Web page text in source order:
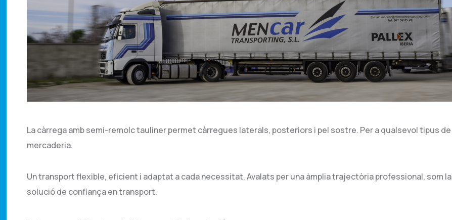
La càrrega amb semi-remolc tauliner permet càrregues laterals, posteriors i pel sostre. Per a qualsevol tipus de
mercaderia.
Un transport flexible, eficient i adaptat a cada necessitat. Avalats per una àmplia trajectòria professional, som la
solució de confiança en transport.